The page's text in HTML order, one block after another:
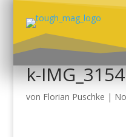
k-
von Florian Puschke |